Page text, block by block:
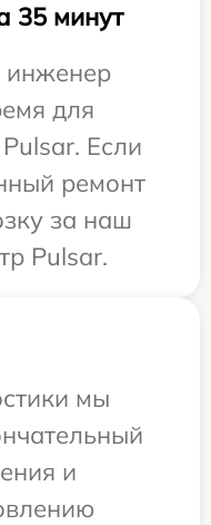
35 минут
для
Если
ремонт
за наш
Pulsar.
мы
и